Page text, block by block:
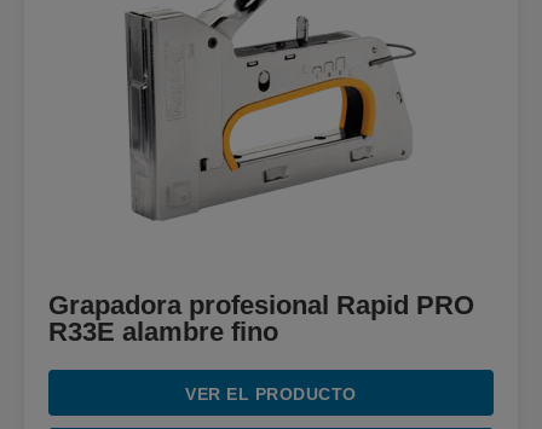
Grapadora profesional Rapid PRO
R33E alambre fino
VER EL PRODUCTO